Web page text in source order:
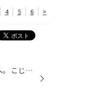
4 5 6 >
久々に高校の友人と遊びました。 カフェに行きたいと言うので『夜カフェ』へ。 こじゃれてました。笑 メニューを見ながら迷いに迷って～・・・ん？ と思った名前のものに決定。 その名も『チーズフォンデュ風オム肉ピラフ』。 んん？って思ったけどとても美味しかったです♪